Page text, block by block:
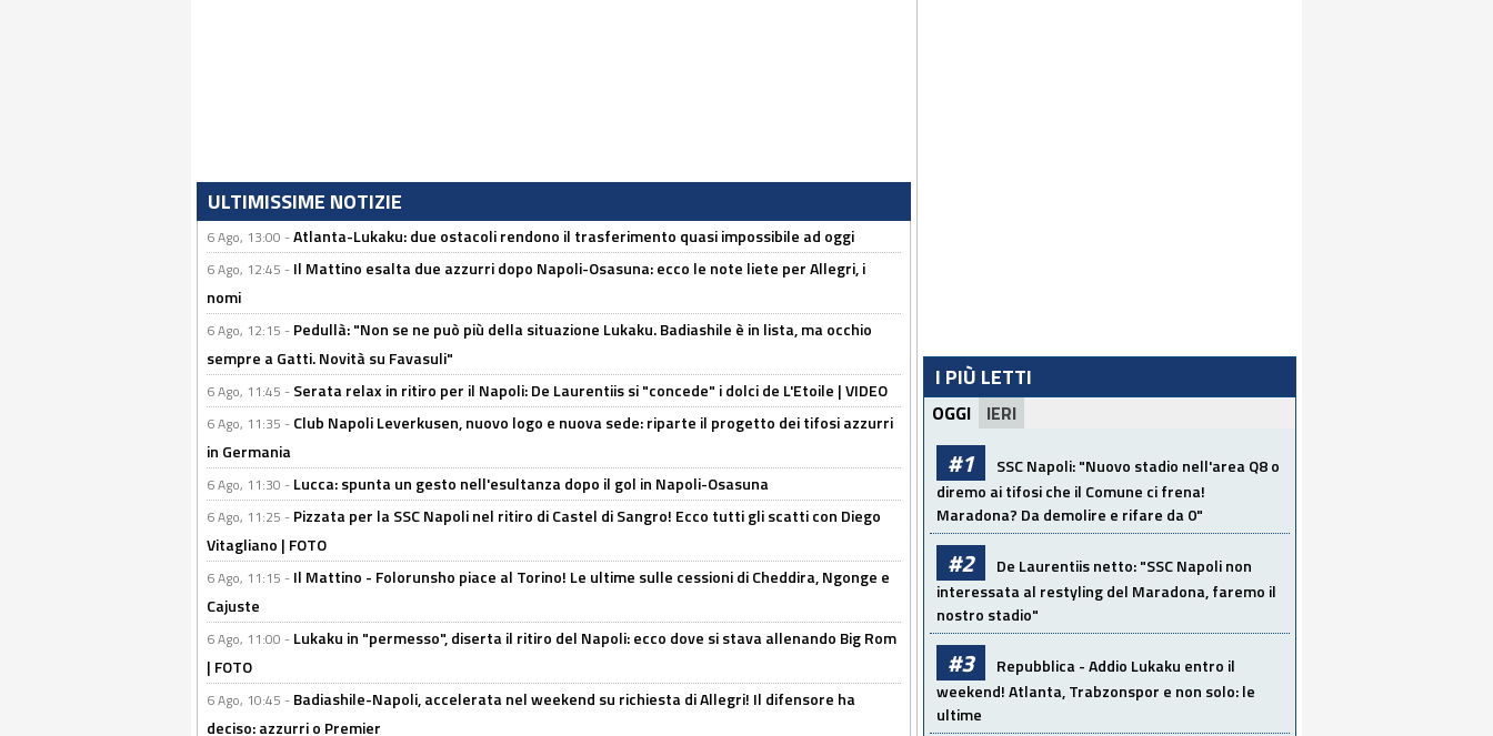
ULTIMISSIME NOTIZIE
6 Ago, 13:00 -Atlanta-Lukaku: due ostacoli rendono il trasferimento quasi impossibile ad oggi
6 Ago, 12:45 - Il Mattino esalta due azzurri dopo Napoli-Osasuna: ecco le note liete per Allegri, i
nomi
6 Ago, 12:15 - Pedullà: "Non se ne può più della situazione Lukaku. Badiashile è in lista, ma occhio
sempre a Gatti. Novità su Favasuli"
6 Ago, 11:45 - Serata relax in ritiro per il Napoli: De Laurentiis si "concede" i dolci de L'Etoile | VIDEO
6 Ago, 11:35 - Club Napoli Leverkusen, nuovo logo e nuova sede: riparte il progetto dei tifosi azzurri
in Germania
6 Ago, 11:30 - Lucca: spunta un gesto nell'esultanza dopo il gol in Napoli-Osasuna
6 Ago, 11:25 - Pizzata per la SSC Napoli nel ritiro di Castel di Sangro! Ecco tutti gli scatti con Diego
Vitagliano | FOTO
6 Ago, 11:15 - Il Mattino - Folorunsho piace al Torino! Le ultime sulle cessioni di Cheddira, Ngonge e
Cajuste
6 Ago, 11:00 - Lukaku in "permesso", diserta il ritiro del Napoli: ecco dove si stava allenando Big Rom
| FOTO
6 Ago, 10:45 - Badiashile-Napoli, accelerata nel weekend su richiesta di Allegri! Il difensore ha
deciso: azzurri o Premier
I PIÙ LETTI
OGGI IERI
#1
SSC Napoli: "Nuovo stadio nell'area Q8 o
diremo ai tifosi che il Comune ci frena!
Maradona? Da demolire e rifare da 0"
#2
De Laurentiis netto: "SSC Napoli non
interessata al restyling del Maradona, faremo il
nostro stadio"
#3
Repubblica - Addio Lukaku entro il
weekend! Atlanta, Trabzonspor e non solo: le
ultime